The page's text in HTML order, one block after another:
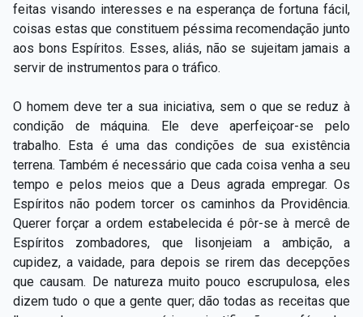
feitas visando interesses e na esperança de fortuna fácil,
coisas estas que constituem péssima recomendação junto
aos bons Espíritos. Esses, aliás, não se sujeitam jamais a
servir de instrumentos para o tráfico.
O homem deve ter a sua iniciativa, sem o que se reduz à
condição de máquina. Ele deve aperfeiçoar-se pelo
trabalho. Esta é uma das condições de sua existência
terrena. Também é necessário que cada coisa venha a seu
tempo e pelos meios que a Deus agrada empregar. Os
Espíritos não podem torcer os caminhos da Providência.
Querer forçar a ordem estabelecida é pôr-se à mercê de
Espíritos zombadores, que lisonjeiam a ambição, a
cupidez, a vaidade, para depois se rirem das decepções
que causam. De natureza muito pouco escrupulosa, eles
dizem tudo o que a gente quer; dão todas as receitas que